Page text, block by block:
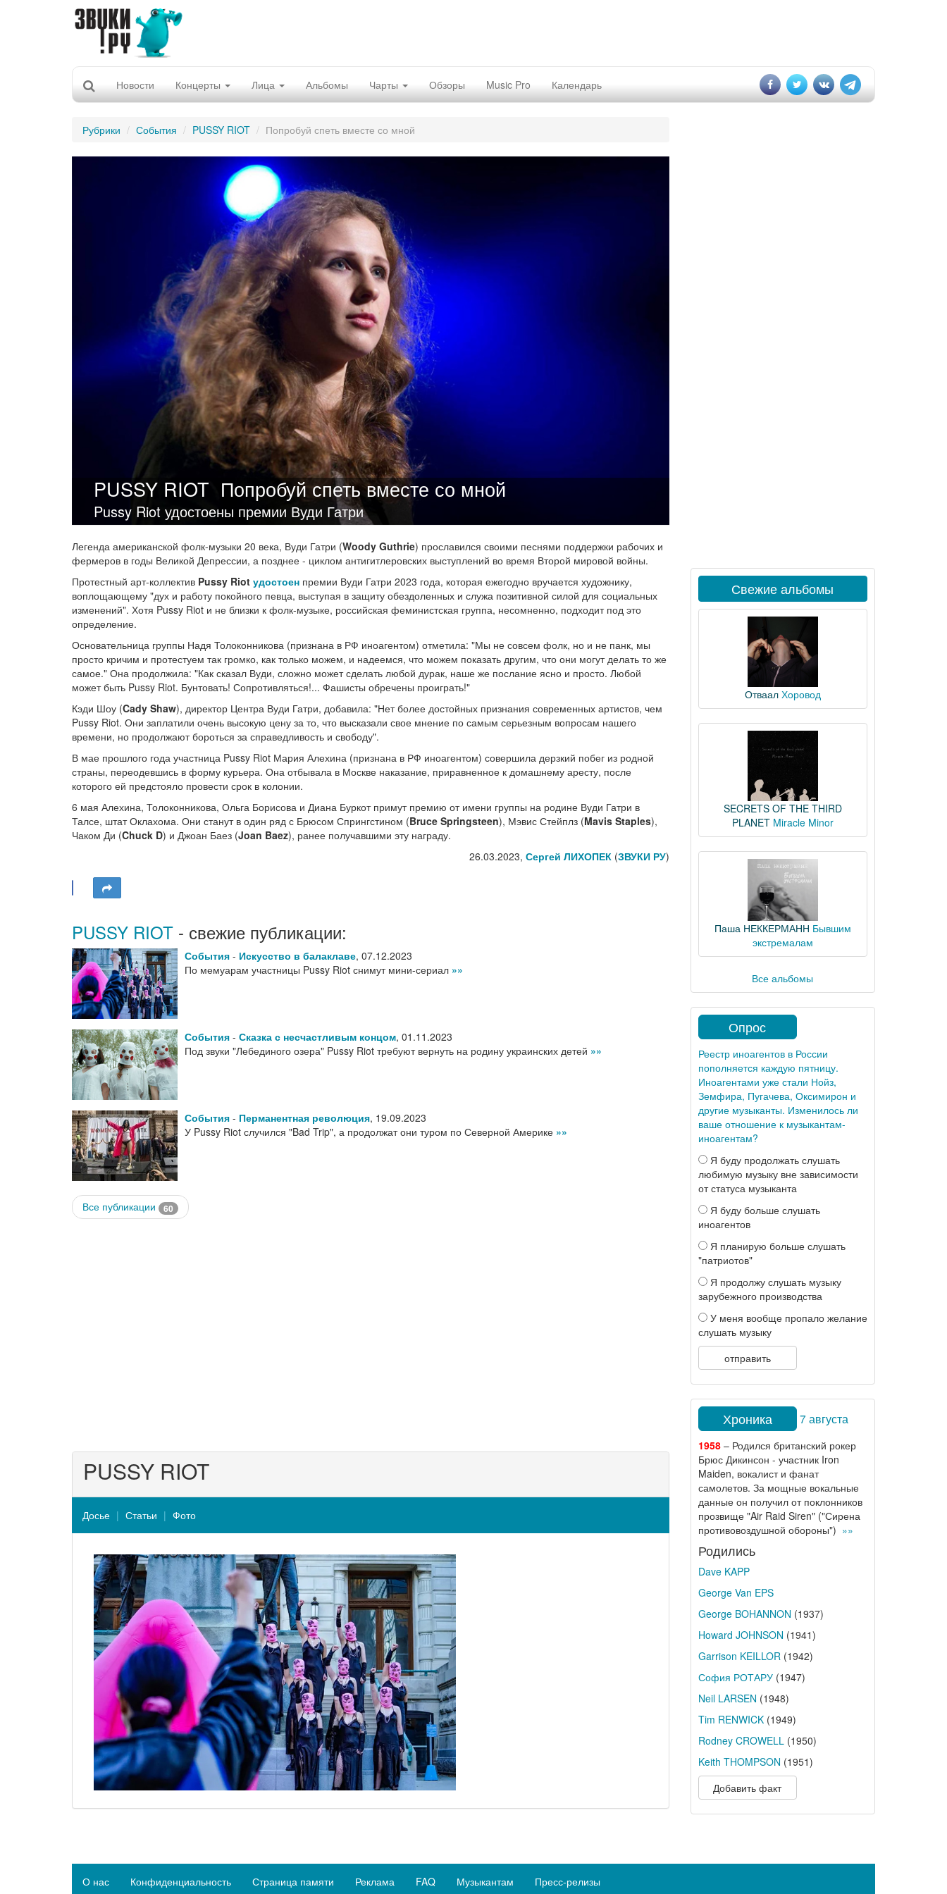
Новости Концерты Лица Альбомы Чарты Обзоры Music Pro Календарь
Рубрики События PUSSY RIOT Попробуй спеть вместе со мной
PUSSY RIOT Попробуй спеть вместе со мной
Pussy Riot удостоены премии Вуди Гатри
Легенда американской фолк-музыки 20 века, Вуди Гатри (Woody Guthrie) прославился своими песнями поддержки рабочих и
фермеров в годы Великой Депрессии, а позднее - циклом антигитлеровских выступлений во время Второй мировой войны.
Протестный арт-коллектив Pussy Riot удостоен премии Вуди Гатри 2023 года, которая ежегодно вручается художнику,
воплощающему "дух и работу покойного певца, выступая в защиту обездоленных и служа позитивной силой для социальных
изменений". Хотя Pussy Riot и не близки к фолк-музыке, российская феминистская группа, несомненно, подходит под это
определение.
Основательница группы Надя Толоконникова (признана в РФ иноагентом) отметила: "Мы не совсем фолк, но и не панк, мы
просто кричим и протестуем так громко, как только можем, и надеемся, что можем показать другим, что они могут делать то же
самое." Она продолжила: "Как сказал Вуди, сложно может сделать любой дурак, наше же послание ясно и просто. Любой
может быть Pussy Riot. Бунтовать! Сопротивляться!... Фашисты обречены проиграть!"
Кэди Шоу (Cady Shaw), директор Центра Вуди Гатри, добавила: "Нет более достойных признания современных артистов, чем
Pussy Riot. Они заплатили очень высокую цену за то, что высказали свое мнение по самым серьезным вопросам нашего
времени, но продолжают бороться за справедливость и свободу".
В мае прошлого года участница Pussy Riot Мария Алехина (признана в РФ иноагентом) совершила дерзкий побег из родной
страны, переодевшись в форму курьера. Она отбывала в Москве наказание, приравненное к домашнему аресту, после
которого ей предстояло провести срок в колонии.
6 мая Алехина, Толоконникова, Ольга Борисова и Диана Буркот примут премию от имени группы на родине Вуди Гатри в
Талсе, штат Оклахома. Они станут в один ряд с Брюсом Спрингстином (Bruce Springsteen), Мэвис Стейплз (Mavis Staples),
Чаком Ди (Chuck D) и Джоан Баез (Joan Baez), ранее получавшими эту награду.
26.03.2023, Сергей ЛИХОПЕК(ЗВУКИ РУ)
PUSSY RIOT - свежие публикации:
События - Искусство в балаклаве, 07.12.2023
По мемуарам участницы Pussy Riot снимут мини-сериал »»
События - Сказка с несчастливым концом, 01.11.2023
Под звуки "Лебединого озера" Pussy Riot требуют вернуть на родину украинских детей »»
События - Перманентная революция, 19.09.2023
У Pussy Riot случился "Bad Trip", а продолжат они туром по Северной Америке »»
Все публикации 60
PUSSY RIOT
Досье Статьи Фото
Свежие альбомы
Отваал Хоровод
SECRETS OF THE THIRD
PLANET Miracle Minor
Паша НЕККЕРМАНН Бывшим
экстремалам
Все альбомы
Опрос
Реестр иноагентов в России
пополняется каждую пятницу.
Иноагентами уже стали Нойз,
Земфира, Пугачева, Оксимирон и
другие музыканты. Изменилось ли
ваше отношение к музыкантам-
иноагентам?
Я буду продолжать слушать
любимую музыку вне зависимости
от статуса музыканта
Я буду больше слушать
иноагентов
Я планирую больше слушать
"патриотов"
Я продолжу слушать музыку
зарубежного производства
У меня вообще пропало желание
слушать музыку
отправить
Хроника 7 августа
1958– Родился британский рокер
Брюс Дикинсон - участник Iron
Maiden, вокалист и фанат
самолетов. За мощные вокальные
данные он получил от поклонников
прозвище "Air Raid Siren" ("Сирена
противовоздушной обороны") »»
Родились
Dave KAPP
George Van EPS
George BOHANNON (1937)
Howard JOHNSON (1941)
Garrison KEILLOR(1942)
София РОТАРУ(1947)
Neil LARSEN (1948)
Tim RENWICK(1949)
Rodney CROWELL(1950)
Keith THOMPSON (1951)
Добавить факт
О нас Конфиденциальность Страница памяти Реклама FAQ Музыкантам Пресс-релизы